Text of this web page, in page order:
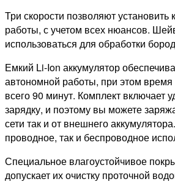
Три скорости позволяют
работы, с учетом всех нюансов.
использоваться для обработки
Емкий Li-Ion аккумулятор
автономной работы, при этом время
всего 90 минут. Комплект включает
зарядку, и поэтому вы можете
сети так и от внешнего
проводное, так и беспроводное
Специальное влагоустойчивое
допускает их очистку проточной